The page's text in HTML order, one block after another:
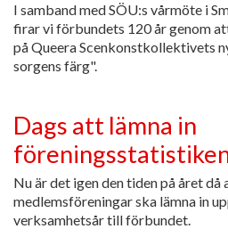
I samband med SÖU:s vårmöte i
firar vi förbundets 120 år genom
på Queera Scenkonstkollektivets
sorgens färg".
Dags att lämna in
Nu är det igen den tiden på året då
medlemsföreningar ska lämna in
verksamhetsår till förbundet.